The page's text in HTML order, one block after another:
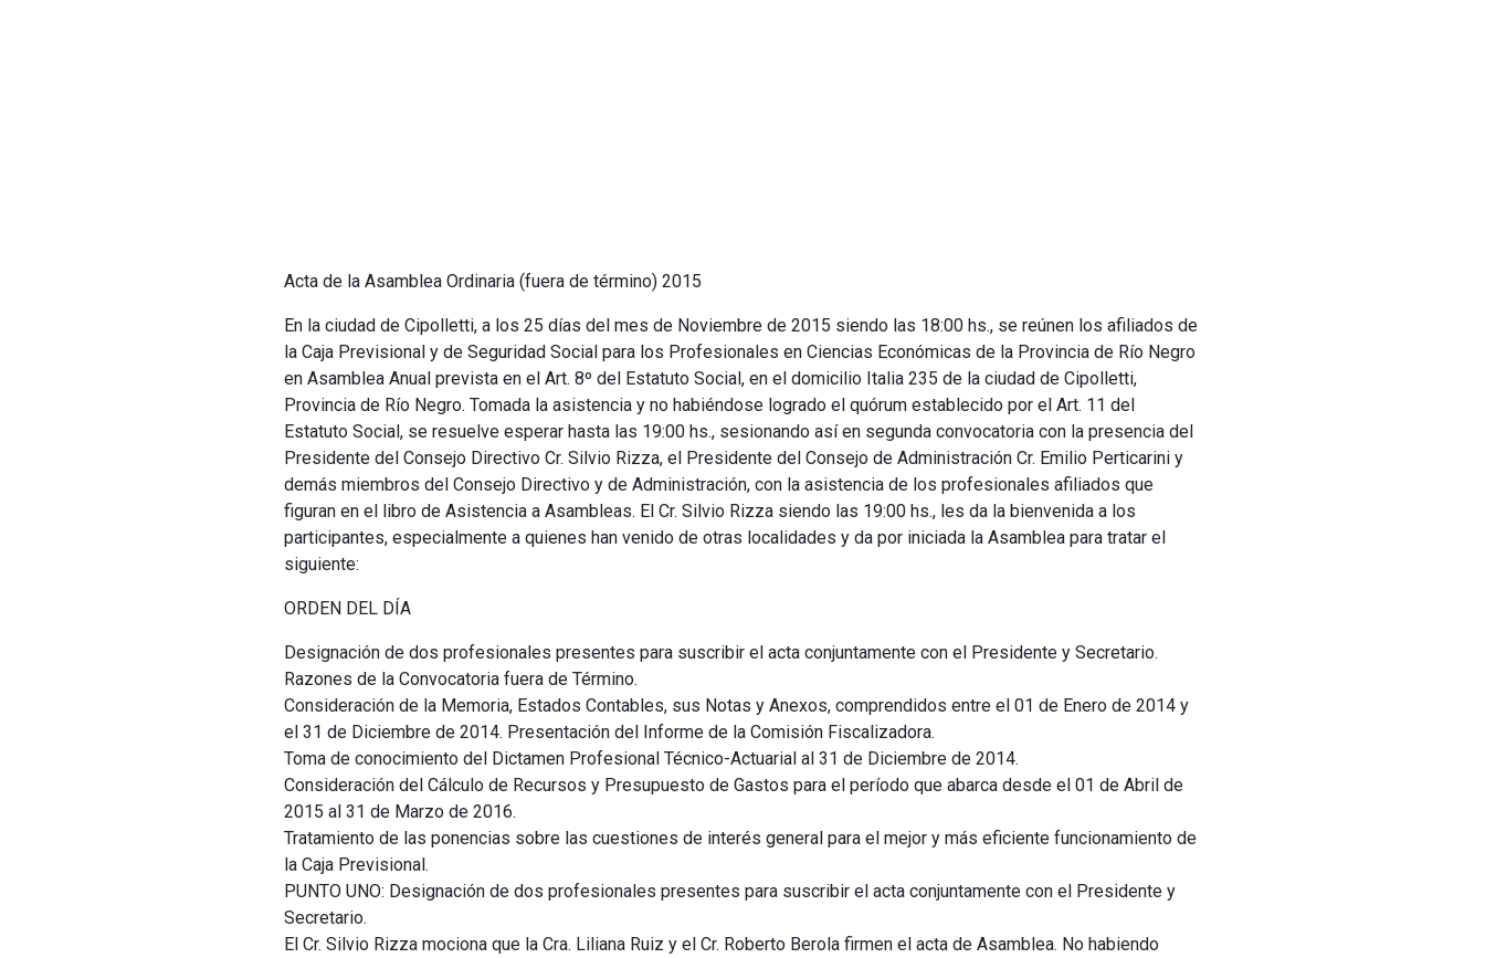
Acta de la Asamblea Ordinaria (fuera de término) 2015
En la ciudad de Cipolletti, a los 25 días del mes de Noviembre de 2015 siendo las 18:00 hs., se reúnen los afiliados de
la Caja Previsional y de Seguridad Social para los Profesionales en Ciencias Económicas de la Provincia de Río Negro
en Asamblea Anual prevista en el Art. 8º del Estatuto Social, en el domicilio Italia 235 de la ciudad de Cipolletti,
Provincia de Río Negro. Tomada la asistencia y no habiéndose logrado el quórum establecido por el Art. 11 del
Estatuto Social, se resuelve esperar hasta las 19:00 hs., sesionando así en segunda convocatoria con la presencia del
Presidente del Consejo Directivo Cr. Silvio Rizza, el Presidente del Consejo de Administración Cr. Emilio Perticarini y
demás miembros del Consejo Directivo y de Administración, con la asistencia de los profesionales afiliados que
figuran en el libro de Asistencia a Asambleas. El Cr. Silvio Rizza siendo las 19:00 hs., les da la bienvenida a los
participantes, especialmente a quienes han venido de otras localidades y da por iniciada la Asamblea para tratar el
siguiente:
ORDEN DEL DÍA
Designación de dos profesionales presentes para suscribir el acta conjuntamente con el Presidente y Secretario.
Razones de la Convocatoria fuera de Término.
Consideración de la Memoria, Estados Contables, sus Notas y Anexos, comprendidos entre el 01 de Enero de 2014 y
el 31 de Diciembre de 2014. Presentación del Informe de la Comisión Fiscalizadora.
Toma de conocimiento del Dictamen Profesional Técnico-Actuarial al 31 de Diciembre de 2014.
Consideración del Cálculo de Recursos y Presupuesto de Gastos para el período que abarca desde el 01 de Abril de
2015 al 31 de Marzo de 2016.
Tratamiento de las ponencias sobre las cuestiones de interés general para el mejor y más eficiente funcionamiento de
la Caja Previsional.
PUNTO UNO: Designación de dos profesionales presentes para suscribir el acta conjuntamente con el Presidente y
Secretario.
El Cr. Silvio Rizza mociona que la Cra. Liliana Ruiz y el Cr. Roberto Berola firmen el acta de Asamblea. No habiendo